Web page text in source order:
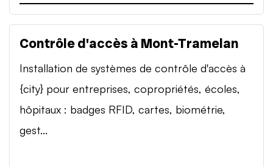
Contrôle d'accès à Mont-Tramelan
Installation de systèmes de contrôle d'accès à
{city} pour entreprises, copropriétés, écoles,
hôpitaux : badges RFID, cartes, biométrie,
gest...